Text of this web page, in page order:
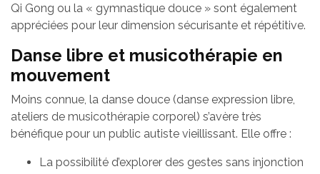
Qi Gong ou la « gymnastique douce » sont également
appréciées pour leur dimension sécurisante et répétitive.
Danse libre et musicothérapie en
mouvement
Moins connue, la danse douce (danse expression libre,
ateliers de musicothérapie corporel) s’avère très
bénéfique pour un public autiste vieillissant. Elle offre :
La possibilité d’explorer des gestes sans injonction